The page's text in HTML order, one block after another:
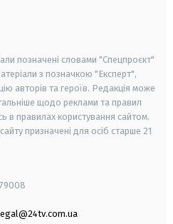
позначені словами "Спецпроєкт"
з позначкою "Експерт",
авторів та героїв. Редакція може
щодо реклами та правил
в правилах користування сайтом.
призначені для осіб старше 21